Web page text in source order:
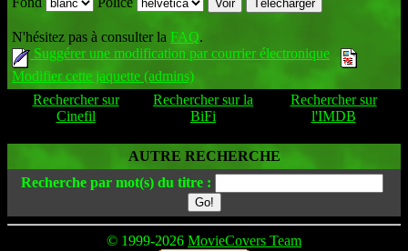
N'hésitez pas à consulter la FAQ.
Suggérer une modification par courrier électronique
Modifier cette jaquette (admins)
Rechercher sur
Cinefil
Rechercher sur la
BiFi
Rechercher sur
l'IMDB
AUTRE RECHERCHE
Recherche par mot(s) du titre :
© 1999-2026 MovieCovers Team